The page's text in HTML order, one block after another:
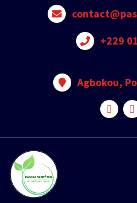
+229
Agbokou,